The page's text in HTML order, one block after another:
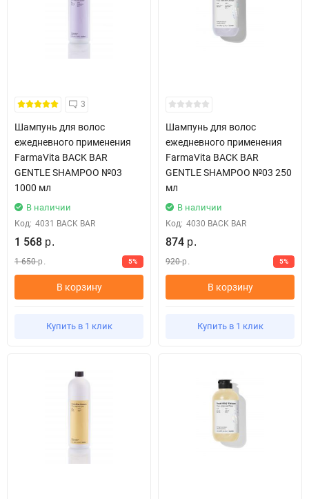
3
Шампунь для волос
ежедневного применения
FarmaVita BACK BAR
GENTLE SHAMPOO №03
1000 мл
В наличии
Код: 4031 BACK BAR
1 568 р.
1 650р. 5%
В корзину
Купить в 1 клик
Шампунь для волос
ежедневного применения
FarmaVita BACK BAR
GENTLE SHAMPOO №03 250
мл
В наличии
Код: 4030 BACK BAR
874 р.
920р. 5%
В корзину
Купить в 1 клик